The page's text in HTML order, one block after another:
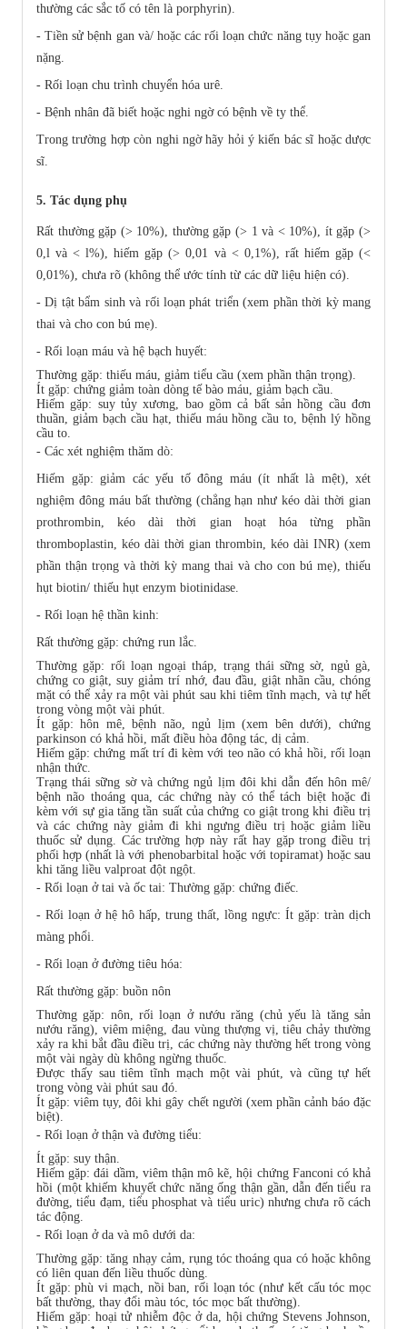
thường các sắc tố có tên là porphyrin).
- Tiền sử bệnh gan và/ hoặc các rối loạn chức năng tụy hoặc gan
nặng.
- Rối loạn chu trình chuyển hóa urê.
- Bệnh nhân đã biết hoặc nghi ngờ có bệnh về ty thể.
Trong trường hợp còn nghi ngờ hãy hỏi ý kiến bác sĩ hoặc dược
sĩ.
5. Tác dụng phụ
Rất thường gặp (> 10%), thường gặp (> 1 và < 10%), ít gặp (>
0,l và < l%), hiếm gặp (> 0,01 và < 0,1%), rất hiếm gặp (<
0,01%), chưa rõ (không thể ước tính từ các dữ liệu hiện có).
- Dị tật bẩm sinh và rối loạn phát triển (xem phần thời kỳ mang
thai và cho con bú mẹ).
- Rối loạn máu và hệ bạch huyết:
Thường gặp: thiếu máu, giảm tiểu cầu (xem phần thận trọng).
Ít gặp: chứng giảm toàn dòng tế bào máu, giảm bạch cầu.
Hiếm gặp: suy tủy xương, bao gồm cả bất sản hồng cầu đơn
thuần, giảm bạch cầu hạt, thiếu máu hồng cầu to, bệnh lý hồng
cầu to.
- Các xét nghiệm thăm dò:
Hiếm gặp: giảm các yếu tố đông máu (ít nhất là mệt), xét
nghiệm đông máu bất thường (chẳng hạn như kéo dài thời gian
prothrombin, kéo dài thời gian hoạt hóa từng phần
thromboplastin, kéo dài thời gian thrombin, kéo dài INR) (xem
phần thận trọng và thời kỳ mang thai và cho con bú mẹ), thiếu
hụt biotin/ thiếu hụt enzym biotinidase.
- Rối loạn hệ thần kinh:
Rất thường gặp: chứng run lắc.
Thường gặp: rối loạn ngoại tháp, trạng thái sững sờ, ngủ gà,
chứng co giật, suy giảm trí nhớ, đau đầu, giật nhãn cầu, chóng
mặt có thể xảy ra một vài phút sau khi tiêm tĩnh mạch, và tự hết
trong vòng một vài phút.
Ít gặp: hôn mê, bệnh não, ngủ lịm (xem bên dưới), chứng
parkinson có khả hồi, mất điều hòa động tác, dị cảm.
Hiếm gặp: chứng mất trí đi kèm với teo não có khả hồi, rối loạn
nhận thức.
Trạng thái sững sờ và chứng ngủ lịm đôi khi dẫn đến hôn mê/
bệnh não thoáng qua, các chứng này có thể tách biệt hoặc đi
kèm với sự gia tăng tần suất của chứng co giật trong khi điều trị
và các chứng này giảm đi khi ngưng điều trị hoặc giảm liều
thuốc sử dụng. Các trường hợp này rất hay gặp trong điều trị
phối hợp (nhất là với phenobarbital hoặc với topiramat) hoặc sau
khi tăng liều valproat đột ngột.
- Rối loạn ở tai và ốc tai: Thường gặp: chứng điếc.
- Rối loạn ở hệ hô hấp, trung thất, lồng ngực: Ít gặp: tràn dịch
màng phổi.
- Rối loạn ở đường tiêu hóa:
Rất thường gặp: buồn nôn
Thường gặp: nôn, rối loạn ở nướu răng (chủ yếu là tăng sản
nướu răng), viêm miệng, đau vùng thượng vị, tiêu chảy thường
xảy ra khi bắt đầu điều trị, các chứng này thường hết trong vòng
một vài ngày dù không ngừng thuốc.
Được thấy sau tiêm tĩnh mạch một vài phút, và cũng tự hết
trong vòng vài phút sau đó.
Ít gặp: viêm tụy, đôi khi gây chết người (xem phần cảnh báo đặc
biệt).
- Rối loạn ở thận và đường tiểu:
Ít gặp: suy thận.
Hiếm gặp: đái dầm, viêm thận mô kẽ, hội chứng Fanconi có khả
hồi (một khiếm khuyết chức năng ống thận gần, dẫn đến tiểu ra
đường, tiểu đạm, tiểu phosphat và tiểu uric) nhưng chưa rõ cách
tác động.
- Rối loạn ở da và mô dưới da:
Thường gặp: tăng nhạy cảm, rụng tóc thoáng qua có hoặc không
có liên quan đến liều thuốc dùng.
Ít gặp: phù vi mạch, nồi ban, rối loạn tóc (như kết cấu tóc mọc
bất thường, thay đổi màu tóc, tóc mọc bất thường).
Hiếm gặp: hoại tử nhiễm độc ở da, hội chứng Stevens Johnson,